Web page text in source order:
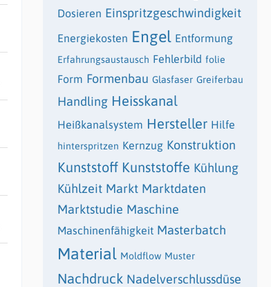
Dosieren Einspritzgeschwindigkeit
Energiekosten Engel Entformung
Erfahrungsaustausch Fehlerbild folie
Form Formenbau Glasfaser Greiferbau
Handling Heisskanal
Heißkanalsystem Hersteller Hilfe
hinterspritzen Kernzug Konstruktion
Kunststoff Kunststoffe Kühlung
Kühlzeit Markt Marktdaten
Marktstudie Maschine
Maschinenfähigkeit Masterbatch
Material Moldflow Muster
Nachdruck Nadelverschlussdüse